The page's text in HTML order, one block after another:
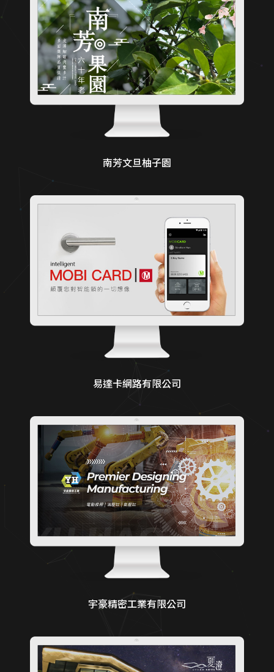
南芳文旦柚子園
易達卡網路有限公司
宇豪精密工業有限公司